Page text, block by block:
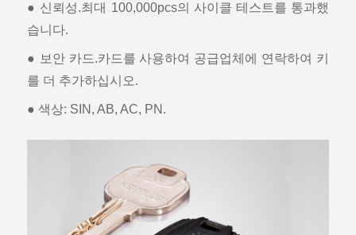
● 신뢰성.최대 100,000pcs의 사이클 테스트를 통과했
습니다.
● 보안 카드.카드를 사용하여 공급업체에 연락하여 키
를 더 추가하십시오.
● 색상: SIN, AB, AC, PN.